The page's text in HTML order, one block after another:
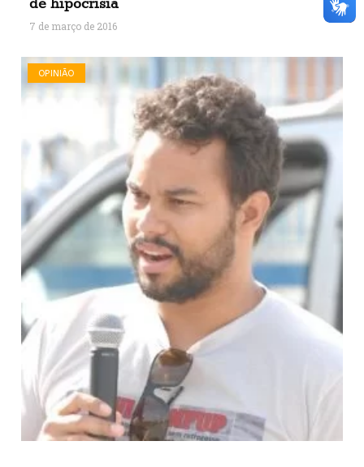
7 de março de 2016
OPINIÃO